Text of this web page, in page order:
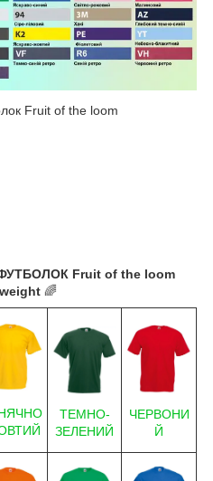
Fruit of the loom
Fruit of the loom
🌈
ТЕМНО-
ЗЕЛЕНИЙ
ЧЕРВОНИ
Й